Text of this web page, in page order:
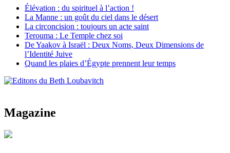
Élévation : du spirituel à l’action !
La Manne : un goût du ciel dans le désert
La circoncision : toujours un acte saint
Terouma : Le Temple chez soi
De Yaakov à Israël : Deux Noms, Deux Dimensions de
l’Identité Juive
Quand les plaies d’Égypte prennent leur temps
Magazine